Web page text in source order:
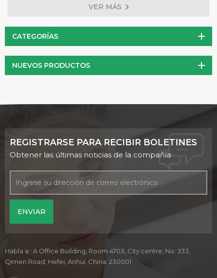
personalizadas.
VER MÁS
CATEGORÍAS
NUEVOS PRODUCTOS
REGISTRARSE PARA RECIBIR BOLETINES
Obtener las últimas noticias de la compañía
Habla a : A Office Building, Room 4703, City centre, No. 333,
Qimen Road, Hefei, Anhui. China. 230001